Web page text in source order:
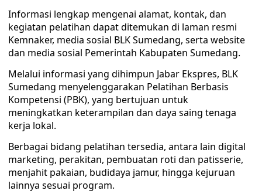
Informasi lengkap mengenai alamat, kontak, dan
kegiatan pelatihan dapat ditemukan di laman resmi
Kemnaker, media sosial BLK Sumedang, serta website
dan media sosial Pemerintah Kabupaten Sumedang.
Melalui informasi yang dihimpun Jabar Ekspres, BLK
Sumedang menyelenggarakan Pelatihan Berbasis
Kompetensi (PBK), yang bertujuan untuk
meningkatkan keterampilan dan daya saing tenaga
kerja lokal.
Berbagai bidang pelatihan tersedia, antara lain digital
marketing, perakitan, pembuatan roti dan patisserie,
menjahit pakaian, budidaya jamur, hingga kejuruan
lainnya sesuai program.